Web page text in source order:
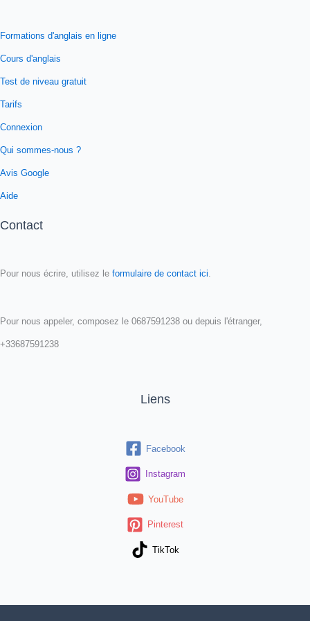
Formations d'anglais en ligne
Cours d'anglais
Test de niveau gratuit
Tarifs
Connexion
Qui sommes-nous ?
Avis Google
Aide
Contact
Pour nous écrire, utilisez le formulaire de contact ici.
Pour nous appeler, composez le 0687591238 ou depuis l'étranger,
+33687591238
Liens
Facebook
Instagram
YouTube
Pinterest
TikTok